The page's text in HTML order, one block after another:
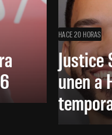
HACE 20 HORAS
Justice
unen a